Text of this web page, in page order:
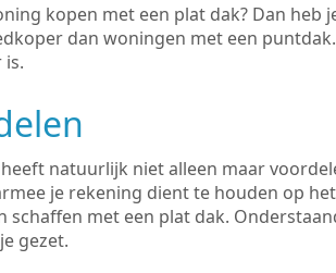
kopen met een plat dak? Dan heb
dan woningen met een
is.
natuurlijk niet alleen maar
je rekening dient te houden op
schaffen met een plat dak.
gezet.